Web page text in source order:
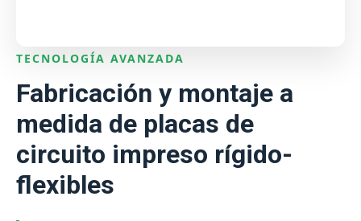
TECNOLOGÍA AVANZADA
Fabricación y montaje a
medida de placas de
circuito impreso rígido-
flexibles